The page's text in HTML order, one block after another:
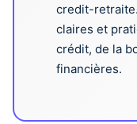
credit-
claires et
crédit, de la
financières.